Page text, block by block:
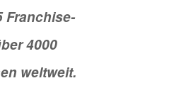
Franchise-
4000
weltweit.